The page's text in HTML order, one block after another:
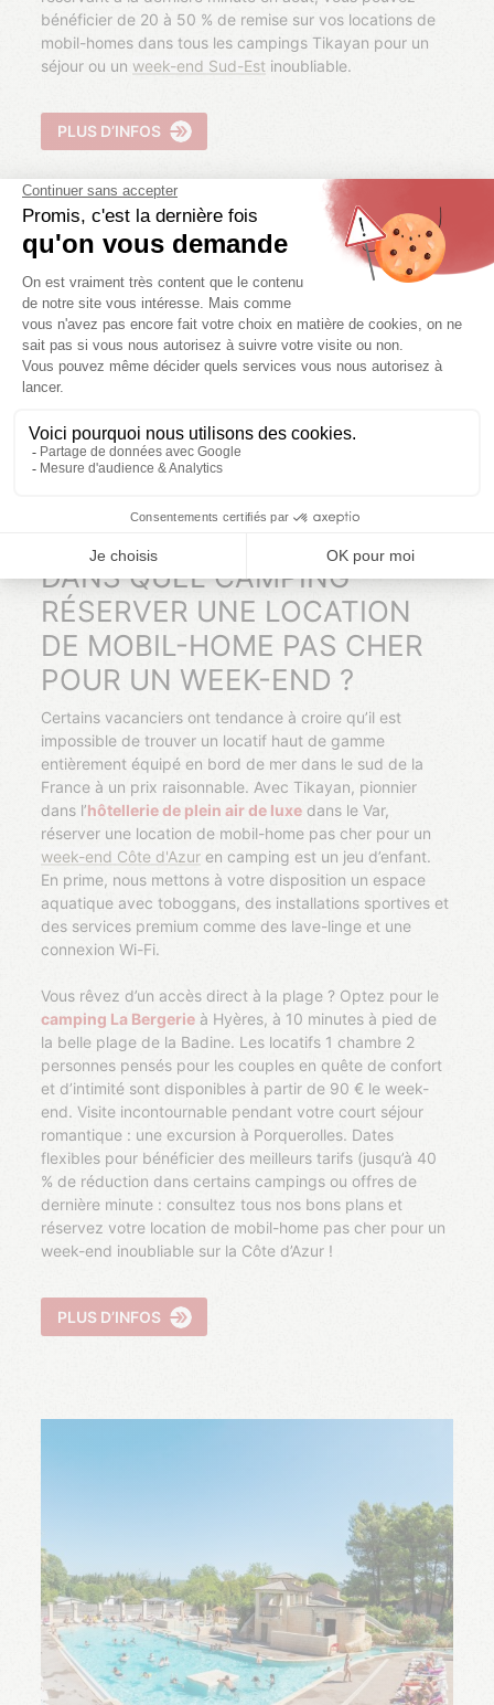
bénéficier de 20 à 50 % de remise sur vos locations de
mobil-homes dans tous les campings Tikayan pour un
séjour ou un week-end Sud-Est inoubliable.
PLUS D’INFOS
DANS QUEL CAMPING
RÉSERVER UNE LOCATION
DE MOBIL-HOME PAS CHER
POUR UN WEEK-END ?
Certains vacanciers ont tendance à croire qu’il est
impossible de trouver un locatif haut de gamme
entièrement équipé en bord de mer dans le sud de la
France à un prix raisonnable. Avec Tikayan, pionnier
dans l’hôtellerie de plein air de luxe dans le Var,
réserver une location de mobil-home pas cher pour un
week-end Côte d'Azur en camping est un jeu d’enfant.
En prime, nous mettons à votre disposition un espace
aquatique avec toboggans, des installations sportives et
des services premium comme des lave-linge et une
connexion Wi-Fi.
Vous rêvez d’un accès direct à la plage ? Optez pour le
camping La Bergerie à Hyères, à 10 minutes à pied de
la belle plage de la Badine. Les locatifs 1 chambre 2
personnes pensés pour les couples en quête de confort
et d’intimité sont disponibles à partir de 90 € le week-
end. Visite incontournable pendant votre court séjour
romantique : une excursion à Porquerolles. Dates
flexibles pour bénéficier des meilleurs tarifs (jusqu’à 40
% de réduction dans certains campings ou offres de
dernière minute : consultez tous nos bons plans et
réservez votre location de mobil-home pas cher pour un
week-end inoubliable sur la Côte d’Azur !
PLUS D’INFOS